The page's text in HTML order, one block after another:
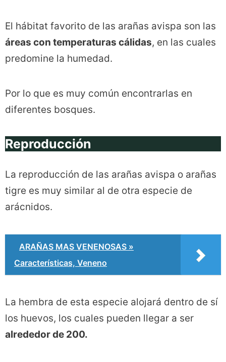
El hábitat favorito de las arañas avispa son las
áreas con temperaturas cálidas, en las cuales
predomine la humedad.
Por lo que es muy común encontrarlas en
diferentes bosques.
Reproducción
La reproducción de las arañas avispa o arañas
tigre es muy similar al de otra especie de
arácnidos.
ARAÑAS MAS VENENOSAS »
Características, Veneno
La hembra de esta especie alojará dentro de sí
los huevos, los cuales pueden llegar a ser
alrededor de 200.